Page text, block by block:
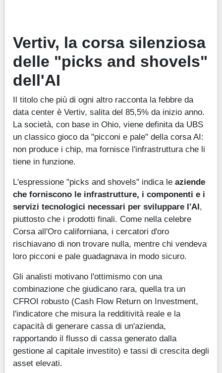
Vertiv, la corsa silenziosa
delle "picks and shovels"
dell'AI
Il titolo che più di ogni altro racconta la febbre da
data center è Vertiv, salita del 85,5% da inizio anno.
La società, con base in Ohio, viene definita da UBS
un classico gioco da "picconi e pale" della corsa AI:
non produce i chip, ma fornisce l'infrastruttura che li
tiene in funzione.
L'espressione "picks and shovels" indica le aziende
che forniscono le infrastrutture, i componenti e i
servizi tecnologici necessari per sviluppare l'AI,
piuttosto che i prodotti finali. Come nella celebre
Corsa all'Oro californiana, i cercatori d'oro
rischiavano di non trovare nulla, mentre chi vendeva
loro picconi e pale guadagnava in modo sicuro.
Gli analisti motivano l'ottimismo con una
combinazione che giudicano rara, quella tra un
CFROI robusto (Cash Flow Return on Investment,
l'indicatore che misura la redditività reale e la
capacità di generare cassa di un'azienda,
rapportando il flusso di cassa generato dalla
gestione al capitale investito) e tassi di crescita degli
asset elevati.